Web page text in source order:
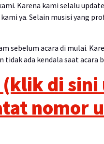
Karena kami selalu
ya. Selain musisi yang
sebelum acara di mulai.
tidak ada kendala saat acara
(klik di
nomor